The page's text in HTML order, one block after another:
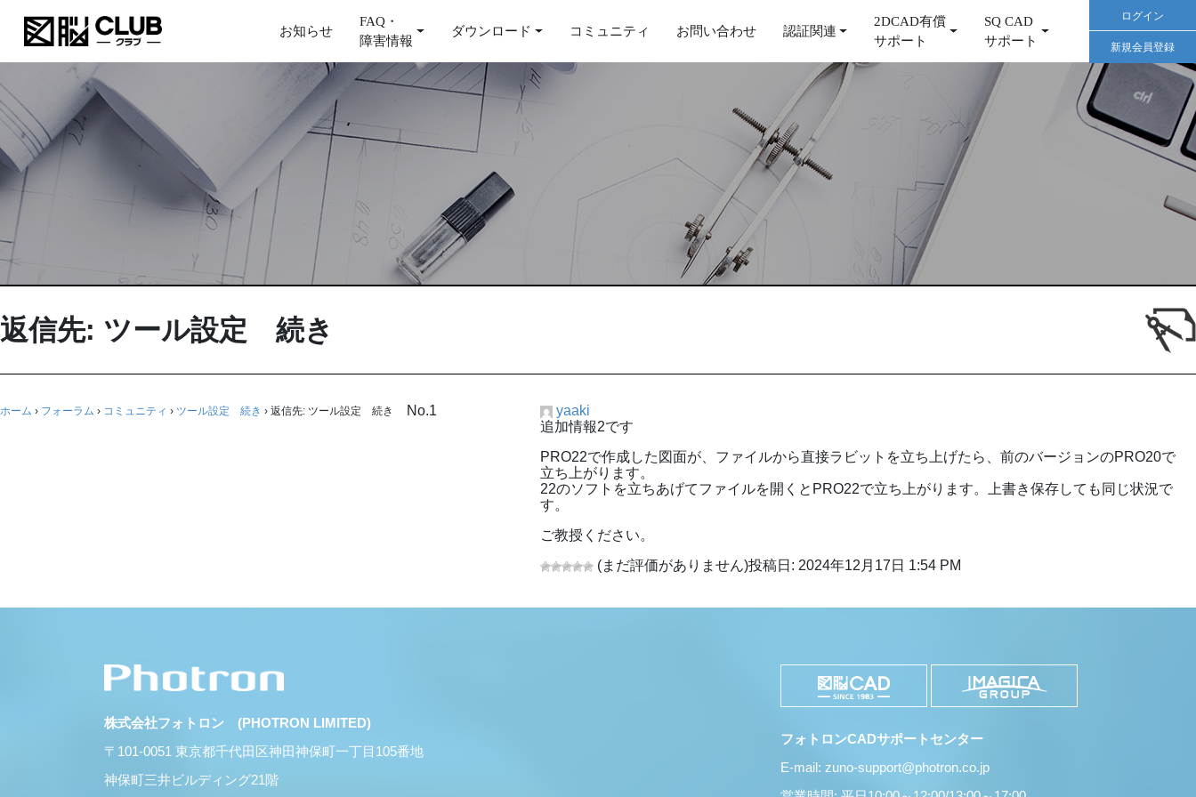
お知らせ
FAQ・
障害情報
ダウンロード コミュニティ お問い合わせ 認証関連
2DCAD有償
サポート
SQ CAD
サポート
ログイン
新規会員登録
返信先: ツール設定 続き
ホーム › フォーラム › コミュニティ › ツール設定 続き › 返信先: ツール設定 続き No.1
yaaki
追加情報2です
PRO22で作成した図面が、ファイルから直接ラビットを立ち上げたら、前のバージョンのPRO20で
立ち上がります。
22のソフトを立ちあげてファイルを開くとPRO22で立ち上がります。上書き保存しても同じ状況で
す。
ご教授ください。
(まだ評価がありません)投稿日: 2024年12月17日 1:54 PM
株式会社フォトロン (PHOTRON LIMITED)
〒101-0051 東京都千代田区神田神保町一丁目105番地
神保町三井ビルディング21階
フォトロンCADサポートセンター
E-mail: zuno-support@photron.co.jp